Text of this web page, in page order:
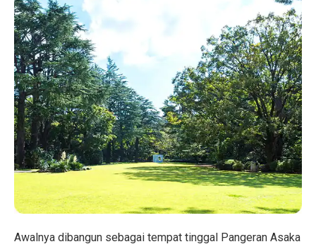
Awalnya dibangun sebagai tempat tinggal Pangeran Asaka